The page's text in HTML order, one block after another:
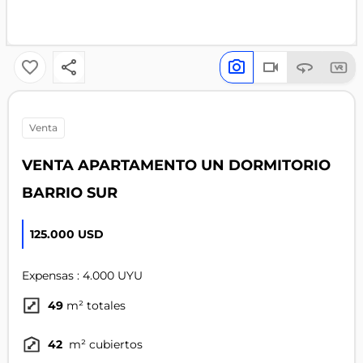
venta
VENTA APARTAMENTO UN DORMITORIO
BARRIO SUR
125.000 USD
Expensas : 4.000 UYU
49 m² totales
42 m² cubiertos